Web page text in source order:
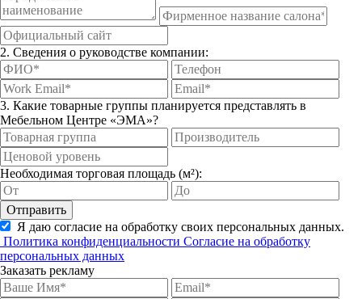
2. Сведения о руководстве компании:
3. Какие товарные группы планируется представлять в
Мебельном Центре «ЭМА»?
Необходимая торговая площадь (м²):
Отправить
Я даю согласие на обработку своих персональных данных.
Политика конфиденциальности Согласие на обработку
персональных данных
Заказать рекламу